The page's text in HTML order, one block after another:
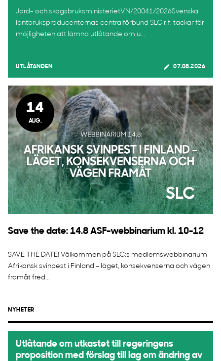
Jord- och skogsbruksministerietVN/20041/2026Svenska
lantbruksproducenternas centralförbund SLC r.f. tackar för
möjligheten att lämna utlåtande om u...
UTLÅTANDEN 07.08.2026
14
AUG.
Save the date: 14.8 ASF-webbinarium kl. 10-12
SAVE THE DATE! Välkommen på SLC:s medlemswebbinarium
Afrikansk svinpest i Finland – läget, konsekvenserna och vägen
framåt fred...
NYHETER
Utlåtande om utkastet till regeringens
proposition med förslag till lag om ändring av